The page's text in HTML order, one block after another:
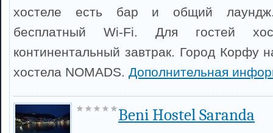
хостеле есть бар и общий лаундж.
бесплатный Wi-Fi. Для гостей
континентальный завтрак. Город Корфу
хостела NOMADS. Дополнительная
Beni Hostel Saranda